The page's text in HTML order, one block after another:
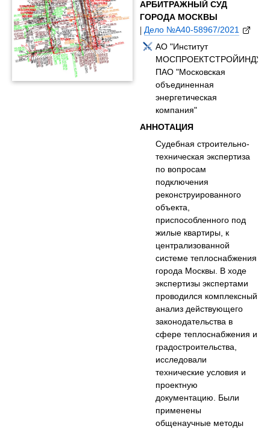
АРБИТРАЖНЫЙ СУД
ГОРОДА МОСКВЫ
|Дело №А40-58967/2021
АО "Институт
ПАО "Московская
объединенная
энергетическая
компания"
АННОТАЦИЯ
Судебная строительно-
техническая экспертиза
по вопросам
подключения
реконструированного
объекта,
приспособленного под
жилые квартиры, к
централизованной
системе теплоснабжения
города Москвы. В ходе
экспертизы экспертами
проводился комплексный
анализ действующего
законодательства в
сфере теплоснабжения и
градостроительства,
исследовали
технические условия и
проектную
документацию. Были
применены
общенаучные методы